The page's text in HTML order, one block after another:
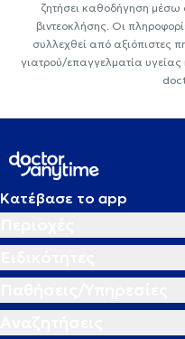
ζητήσει καθοδήγηση μέσω
βιντεοκλήσης. Οι
συλλεχθεί από αξιόπιστες
γιατρού/επαγγελματία
Κατέβασε το app